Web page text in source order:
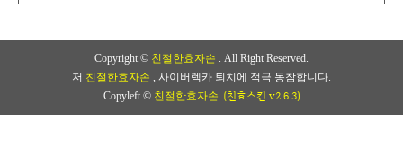
Copyright © 친절한효자손 . All Right Reserved.
저 친절한효자손 , 사이버렉카 퇴치에 적극 동참합니다.
Copyleft © 친절한효자손 (친효스킨 v2.6.3)